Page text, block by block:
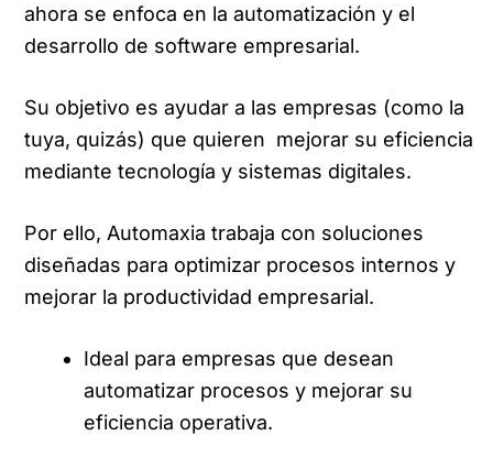
ahora se enfoca en la automatización y el
desarrollo de software empresarial.
Su objetivo es ayudar a las empresas (como la
tuya, quizás) que quieren mejorar su eficiencia
mediante tecnología y sistemas digitales.
Por ello, Automaxia trabaja con soluciones
diseñadas para optimizar procesos internos y
mejorar la productividad empresarial.
Ideal para empresas que desean
automatizar procesos y mejorar su
eficiencia operativa.